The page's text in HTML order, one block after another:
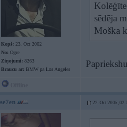
Kopš: 23. Oct 2002
No: Ogre
Ziņojumi: 8263
Braucu ar: BMW pa Los Angeles
sēdēja
Moška
se7en 22. Oct 2005,